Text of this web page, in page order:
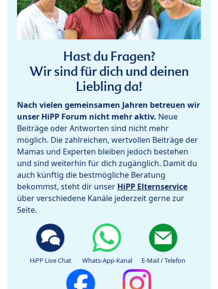
Hast du Fragen?
Wir sind für dich und deinen
Liebling da!
Nach vielen gemeinsamen Jahren betreuen wir
unser HiPP Forum nicht mehr aktiv. Neue
Beiträge oder Antworten sind nicht mehr
möglich. Die zahlreichen, wertvollen Beiträge der
Mamas und Experten bleiben jedoch bestehen
und sind weiterhin für dich zugänglich. Damit du
auch künftig die bestmögliche Beratung
bekommst, steht dir unser HiPP Elternservice
über verschiedene Kanäle jederzeit gerne zur
Seite.
HiPP Live Chat Whats-App-Kanal E-Mail / Telefon